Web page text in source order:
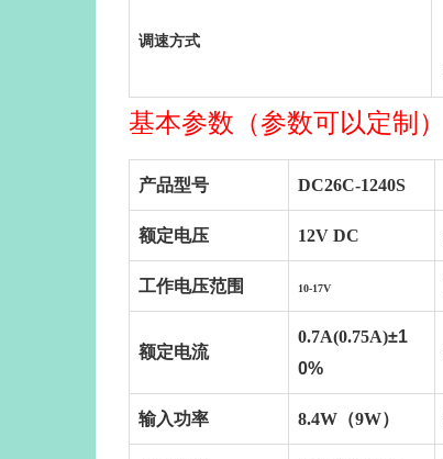
调速方式
基本参数（参数可以定制）
产品型号 DC26C-1240S
额定电压 12V DC
工作电压范围 10-17V
额定电流
0.7A(0.75A)±1
0%
输入功率 8.4W（9W）